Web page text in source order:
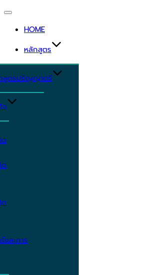
Toggle
navigation
HOME
หลักสูตร
สูตรปริญญาตรี
จ
ต
ต
ต
ละการ